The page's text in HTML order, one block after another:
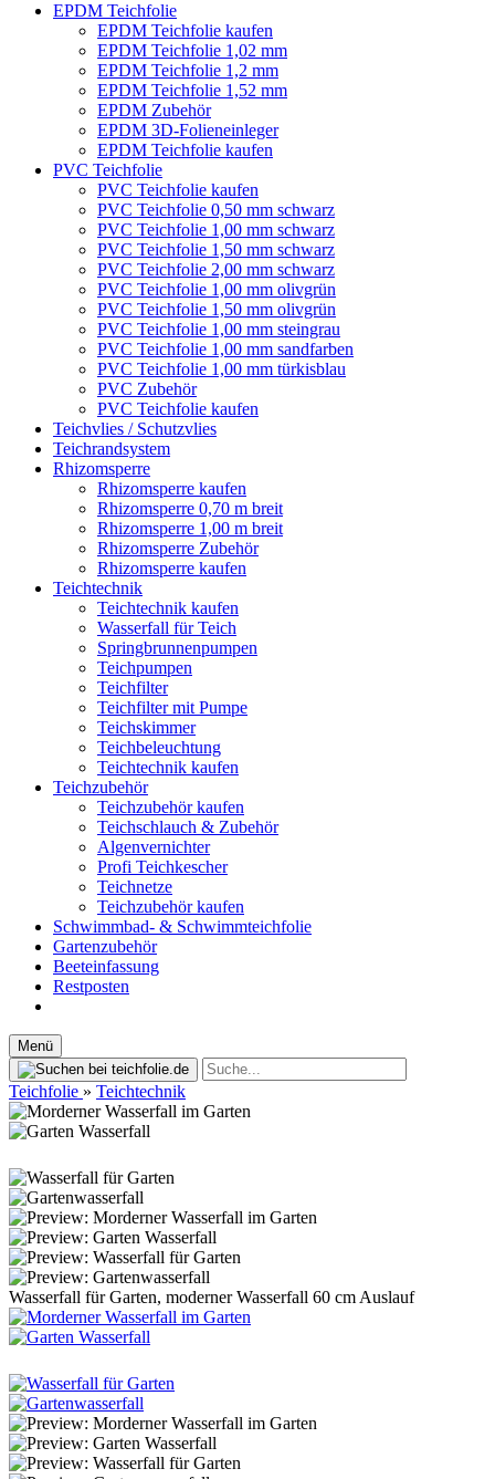
EPDM Teichfolie
EPDM Teichfolie kaufen
EPDM Teichfolie 1,02 mm
EPDM Teichfolie 1,2 mm
EPDM Teichfolie 1,52 mm
EPDM Zubehör
EPDM 3D-Folieneinleger
EPDM Teichfolie kaufen
PVC Teichfolie
PVC Teichfolie kaufen
PVC Teichfolie 0,50 mm schwarz
PVC Teichfolie 1,00 mm schwarz
PVC Teichfolie 1,50 mm schwarz
PVC Teichfolie 2,00 mm schwarz
PVC Teichfolie 1,00 mm olivgrün
PVC Teichfolie 1,50 mm olivgrün
PVC Teichfolie 1,00 mm steingrau
PVC Teichfolie 1,00 mm sandfarben
PVC Teichfolie 1,00 mm türkisblau
PVC Zubehör
PVC Teichfolie kaufen
Teichvlies / Schutzvlies
Teichrandsystem
Rhizomsperre
Rhizomsperre kaufen
Rhizomsperre 0,70 m breit
Rhizomsperre 1,00 m breit
Rhizomsperre Zubehör
Rhizomsperre kaufen
Teichtechnik
Teichtechnik kaufen
Wasserfall für Teich
Springbrunnenpumpen
Teichpumpen
Teichfilter
Teichfilter mit Pumpe
Teichskimmer
Teichbeleuchtung
Teichtechnik kaufen
Teichzubehör
Teichzubehör kaufen
Teichschlauch & Zubehör
Algenvernichter
Profi Teichkescher
Teichnetze
Teichzubehör kaufen
Schwimmbad- & Schwimmteichfolie
Gartenzubehör
Beeteinfassung
Restposten
Menü
Teichfolie » Teichtechnik
Wasserfall für Garten, moderner Wasserfall 60 cm Auslauf